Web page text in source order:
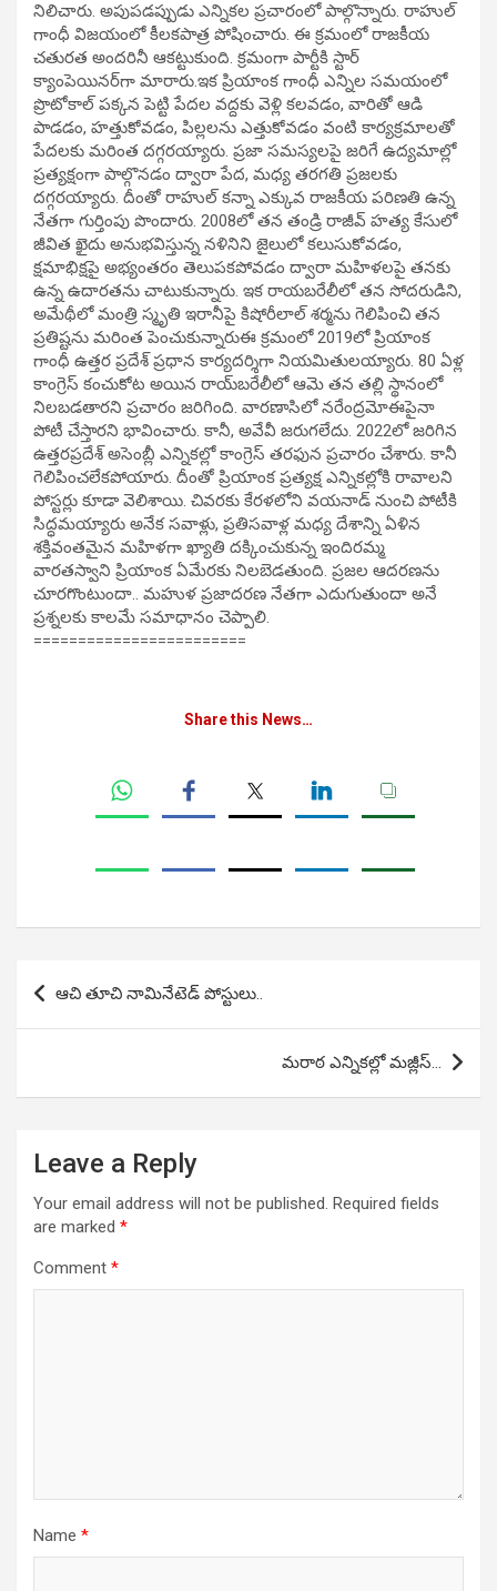
నిలిచారు. అపుపడప్పుడు ఎన్నికల ప్రచారంలో పాల్గొన్నారు. రాహుల్‌
గాంధీ విజయంలో కీలకపాత్ర పోషించారు. ఈ క్రమంలో రాజకీయ
చతురత అందరినీ ఆకట్టుకుంది. క్రమంగా పార్టీకి స్టార్‌
క్యాంపెయినర్‌గా మారారు.ఇక ప్రియాంక గాంధీ ఎన్నిల సమయంలో
ప్రొటోకాల్‌ పక్కన పెట్టి పేదల వద్దకు వెళ్లి కలవడం, వారితో ఆడి
పాడడం, హత్తుకోవడం, పిల్లలను ఎత్తుకోవడం వంటి కార్యక్రమాలతో
పేదలకు మరింత దగ్గరయ్యారు. ప్రజా సమస్యలపై జరిగే ఉద్యమాల్లో
ప్రత్యక్షంగా పాల్గొనడం ద్వారా పేద, మధ్య తరగతి ప్రజలకు
దగ్గరయ్యారు. దీంతో రాహుల్‌ కన్నా ఎక్కువ రాజకీయ పరిణతి ఉన్న
నేతగా గుర్తింపు పొందారు. 2008లో తన తండ్రి రాజీవ్‌ హత్య కేసులో
జీవిత ఖైదు అనుభవిస్తున్న నళినిని జైలులో కలుసుకోవడం,
క్షమాభిక్షపై అభ్యంతరం తెలుపకపోవడం ద్వారా మహిళలపై తనకు
ఉన్న ఉదారతను చాటుకున్నారు. ఇక రాయబరేలీలో తన సోదరుడిని,
అమేథీలో మంత్రి స్మృతి ఇరానీపై కిషోరీలాల్‌ శర్మను గెలిపించి తన
ప్రతిష్టను మరింత పెంచుకున్నారుఈ క్రమంలో 2019లో ప్రియాంక
గాంధీ ఉత్తర ప్రదేశ్‌ ప్రధాన కార్యదర్శిగా నియమితులయ్యారు. 80 ఏళ్ల
కాంగ్రెస్‌ కంచుకోట అయిన రాయ్‌బరేలీలో ఆమె తన తల్లి స్థానంలో
నిలబడతారని ప్రచారం జరిగింది. వారణాసిలో నరేంద్రమోఈపైనా
పోటీ చేస్తారని భావించారు. కానీ, అవేవీ జరుగలేదు. 2022లో జరిగిన
ఉత్తరప్రదేశ్‌ అసెంబ్లీ ఎన్నికల్లో కాంగ్రెస్‌ తరఫున ప్రచారం చేశారు. కానీ
గెలిపించలేకపోయారు. దీంతో ప్రియాంక ప్రత్యక్ష ఎన్నికల్లోకి రావాలని
పోస్టర్లు కూడా వెలిశాయి. చివరకు కేరళలోని వయనాడ్‌ నుంచి పోటీకి
సిద్ధమయ్యారు అనేక సవాళ్లు, ప్రతిసవాళ్ల మధ్య దేశాన్ని ఏళిన
శక్తివంతమైన మహిళగా ఖ్యాతి దక్కించుకున్న ఇందిరమ్మ
వారతస్వాని ప్రియాంక ఏమేరకు నిలబెడతుంది. ప్రజల ఆదరణను
చూరగొంటుందా.. మహుళ ప్రజాదరణ నేతగా ఎదుగుతుందా అనే
ప్రశ్నలకు కాలమే సమాధానం చెప్పాలి.
========================
Share this News…
Post
navigation
ఆచి తూచి నామినేటెడ్ పోస్టులు..
మరాఠ ఎన్నికల్లో మజ్లీస్…
Leave a Reply
Your email address will not be published. Required fields
are marked *
Comment *
Name *